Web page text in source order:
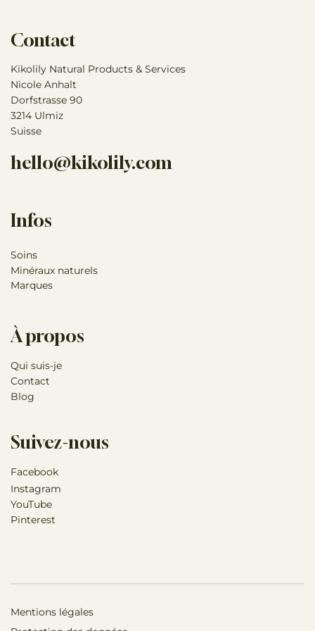
Mentions légales
Contact
Kikolily Natural Products & Services
Nicole Anhalt
Dorfstrasse 90
3214 Ulmiz
Suisse
hello@kikolily.com
Suivez-nous
Facebook
Instagram
YouTube
Pinterest
Infos
Soins
Minéraux naturels
Marques
À propos
Qui suis-je
Contact
Blog